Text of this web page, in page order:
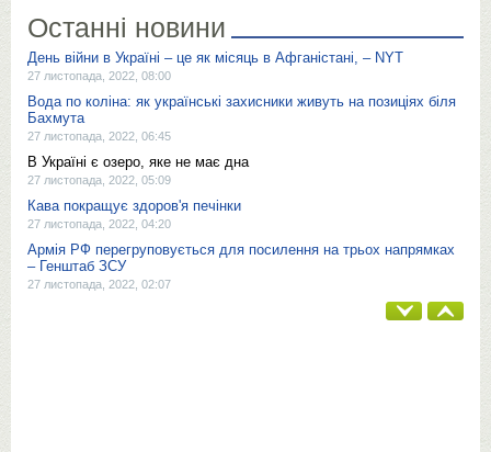
Останні новини
День війни в Україні – це як місяць в Афганістані, – NYT
27 листопада, 2022, 08:00
Вода по коліна: як українські захисники живуть на позиціях біля
Бахмута
27 листопада, 2022, 06:45
В Україні є озеро, яке не має дна
27 листопада, 2022, 05:09
Кава покращує здоров'я печінки
27 листопада, 2022, 04:20
Армія РФ перегруповується для посилення на трьох напрямках
– Генштаб ЗСУ
27 листопада, 2022, 02:07